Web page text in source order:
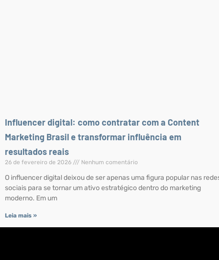
Influencer digital: como contratar com a Content
Marketing Brasil e transformar influência em
resultados reais
26 de fevereiro de 2026 Nenhum comentário
O influencer digital deixou de ser apenas uma figura popular nas
sociais para se tornar um ativo estratégico dentro do marketing
moderno. Em um
Leia mais »